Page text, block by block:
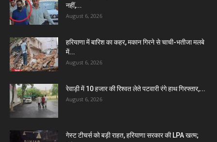
नहीं,...
August 6, 2026
हरियाणा में बारिश का कहर, मकान गिरने से चाची-भतीजा मलबे
में...
August 6, 2026
रेवाड़ी में 10 हजार की रिश्वत लेते पटवारी रंगे हाथ गिरफ्तार,...
August 6, 2026
गेस्ट टीचर्स को बड़ी राहत, हरियाणा सरकार की LPA खत्म;